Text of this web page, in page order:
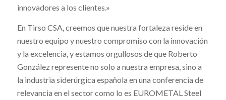
innovadores a los clientes.»
En Tirso CSA, creemos que nuestra fortaleza reside en
nuestro equipo y nuestro compromiso con la innovación
y la excelencia, y estamos orgullosos de que Roberto
González represente no solo a nuestra empresa, sino a
la industria siderúrgica española en una conferencia de
relevancia en el sector como lo es EUROMETAL Steel